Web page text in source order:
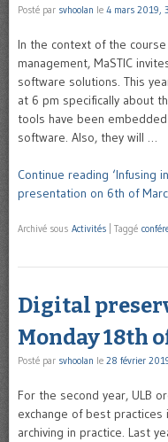
Posté par svhoolan le 4 mars 2019,
In the context of the
management, MaSTIC
software solutions. This
at 6 pm specifically about
tools have been
software. Also, they will …
Continue reading ‘Infusing
presentation on 6th of
Archivé sous Activités Taggé
Digital
Monday 18th
Posté par svhoolan le 28 février
For the second year, ULB
exchange of best
archiving in practice. Last